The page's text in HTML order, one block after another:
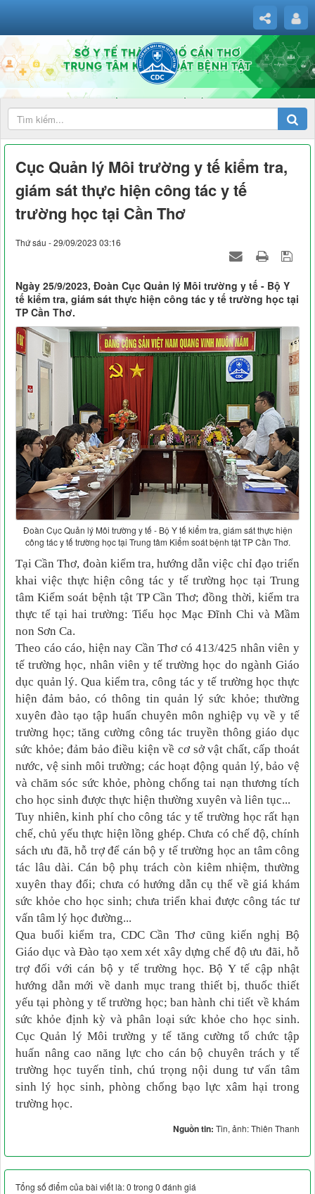
Cục Quản lý Môi trường y tế kiểm tra,
giám sát thực hiện công tác y tế
trường học tại Cần Thơ
Thứ sáu - 29/09/2023 03:16
Ngày 25/9/2023, Đoàn Cục Quản lý Môi trường y tế - Bộ Y
tế kiểm tra, giám sát thực hiện công tác y tế trường học tại
TP Cần Thơ.
Đoàn Cục Quản lý Môi trường y tế - Bộ Y tế kiểm tra, giám sát thực hiện
công tác y tế trường học tại Trung tâm Kiểm soát bệnh tật TP Cần Thơ.
Tại Cần Thơ, đoàn kiểm tra, hướng dẫn việc chỉ đạo triển
khai việc thực hiện công tác y tế trường học tại Trung
tâm Kiểm soát bệnh tật TP Cần Thơ; đồng thời, kiểm tra
thực tế tại hai trường: Tiểu học Mạc Đĩnh Chi và Mầm
non Sơn Ca.
Theo cáo cáo, hiện nay Cần Thơ có 413/425 nhân viên y
tế trường học, nhân viên y tế trường học do ngành Giáo
dục quản lý. Qua kiểm tra, công tác y tế trường học thực
hiện đảm bảo, có thông tin quản lý sức khỏe; thường
xuyên đào tạo tập huấn chuyên môn nghiệp vụ về y tế
trường học; tăng cường công tác truyền thông giáo dục
sức khỏe; đảm bảo điều kiện về cơ sở vật chất, cấp thoát
nước, vệ sinh môi trường; các hoạt động quản lý, bảo vệ
và chăm sóc sức khỏe, phòng chống tai nạn thương tích
cho học sinh được thực hiện thường xuyên và liên tục...
Tuy nhiên, kinh phí cho công tác y tế trường học rất hạn
chế, chủ yếu thực hiện lồng ghép. Chưa có chế độ, chính
sách ưu đã, hỗ trợ để cán bộ y tế trường học an tâm công
tác lâu dài. Cán bộ phụ trách còn kiêm nhiệm, thường
xuyên thay đổi; chưa có hướng dẫn cụ thể về giá khám
sức khỏe cho học sinh; chưa triển khai được công tác tư
vấn tâm lý học đường...
Qua buổi kiểm tra, CDC Cần Thơ cũng kiến nghị Bộ
Giáo dục và Đào tạo xem xét xây dựng chế độ ưu đãi, hỗ
trợ đối với cán bộ y tế trường học. Bộ Y tế cập nhật
hướng dẫn mới về danh mục trang thiết bị, thuốc thiết
yếu tại phòng y tế trường học; ban hành chi tiết về khám
sức khỏe định kỳ và phân loại sức khỏe cho học sinh.
Cục Quản lý Môi trường y tế tăng cường tổ chức tập
huấn nâng cao năng lực cho cán bộ chuyên trách y tế
trường học tuyến tỉnh, chú trọng nội dung tư vấn tâm
sinh lý học sinh, phòng chống bạo lực xâm hại trong
trường học.
Nguồn tin: Tin, ảnh: Thiên Thanh
Tổng số điểm của bài viết là: 0 trong 0 đánh giá